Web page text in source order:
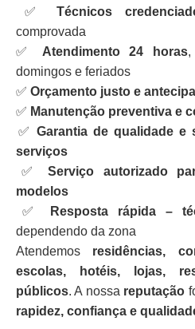
✅Técnicos
comprovada
✅ Atendimento 24 horas,
domingos e feriados
✅ Orçamento justo e
✅ Manutenção preventiva e
✅Garantia de qualidade e
serviços
✅Serviço autorizado
modelos
✅
Resposta rápida –
dependendo da zona
Atendemos residências,
escolas, hotéis, lojas,
públicos. A nossa reputação
rapidez, confiança e